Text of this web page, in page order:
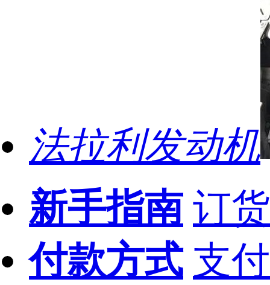
法拉利发动机
新手指南 订
付款方式 支